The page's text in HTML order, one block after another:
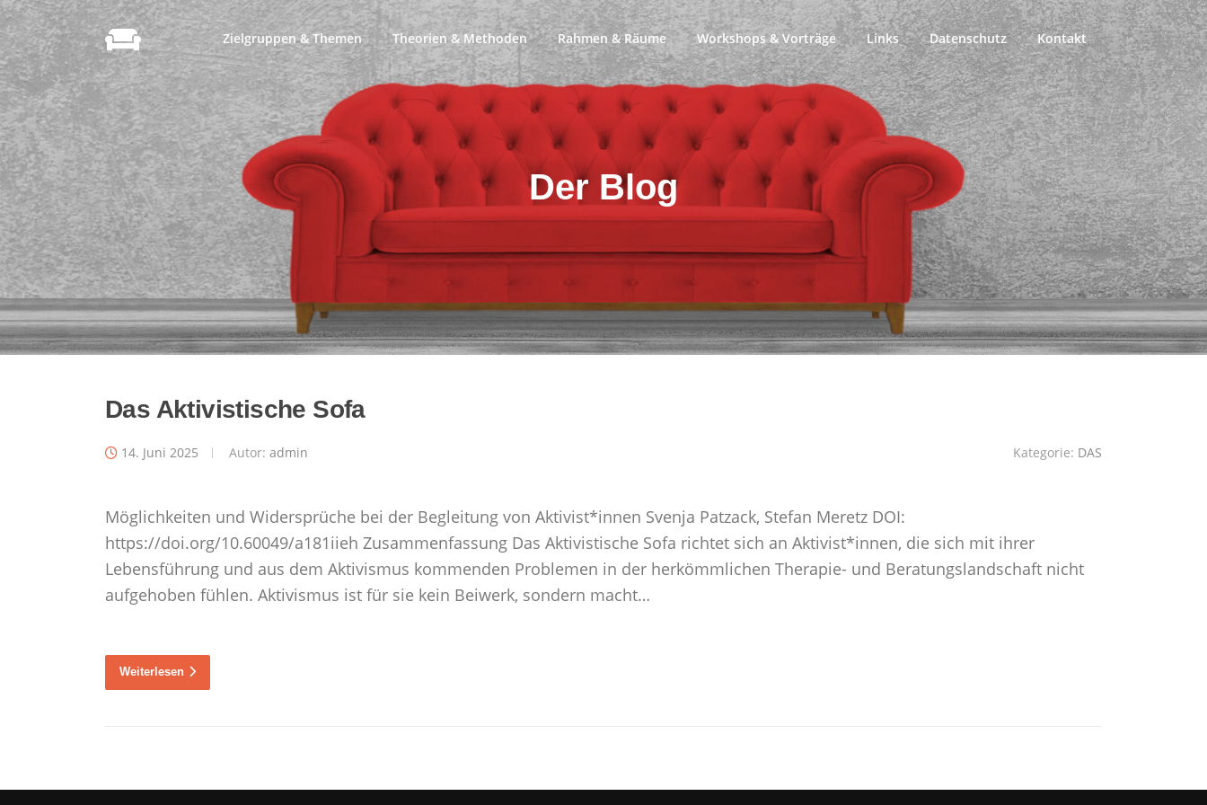
Zum
Inhalt
springen
Zielgruppen & Themen Theorien & Methoden Rahmen & Räume Workshops & Vorträge Links Datenschutz Kontakt
Der Blog
Blog
Das Aktivistische Sofa
14. Juni 2025 Autor: admin Kategorie: DAS
Möglichkeiten und Widersprüche bei der Begleitung von Aktivist*innen Svenja Patzack, Stefan Meretz DOI:
https://doi.org/10.60049/a181iieh Zusammenfassung Das Aktivistische Sofa richtet sich an Aktivist*innen, die sich mit ihrer
Lebensführung und aus dem Aktivismus kommenden Problemen in der herkömmlichen Therapie- und Beratungslandschaft nicht
aufgehoben fühlen. Aktivismus ist für sie kein Beiwerk, sondern macht…
Weiterlesen